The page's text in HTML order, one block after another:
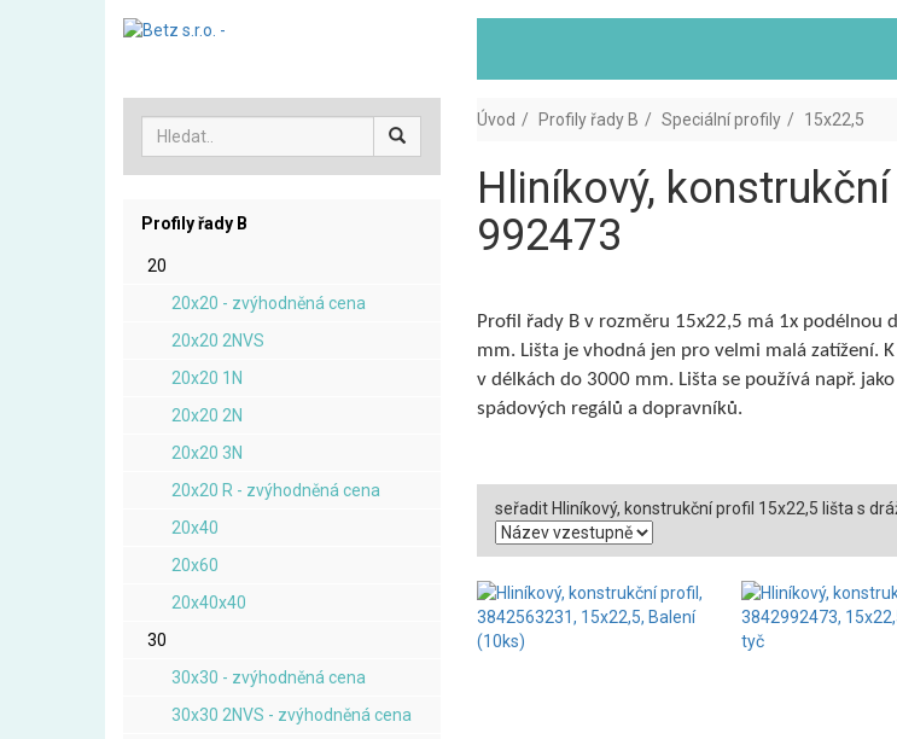
Profily řady B
20
20x20 - zvýhodněná cena
20x20 2NVS
20x20 1N
20x20 2N
20x20 3N
20x20 R - zvýhodněná cena
20x40
20x60
20x40x40
30
30x30 - zvýhodněná cena
30x30 2NVS - zvýhodněná cena
Úvod Profily řady B Speciální profily 15x22,5
Hliníkový,
992473
Profil řady B v rozměru 15x22,5 má 1x podélnou
mm. Lišta je vhodná jen pro velmi malá zatížení.
v délkách do 3000 mm. Lišta se používá např.
spádových regálů a dopravníků.
seřadit Hliníkový, konstrukční profil 15x22,5 lišta s